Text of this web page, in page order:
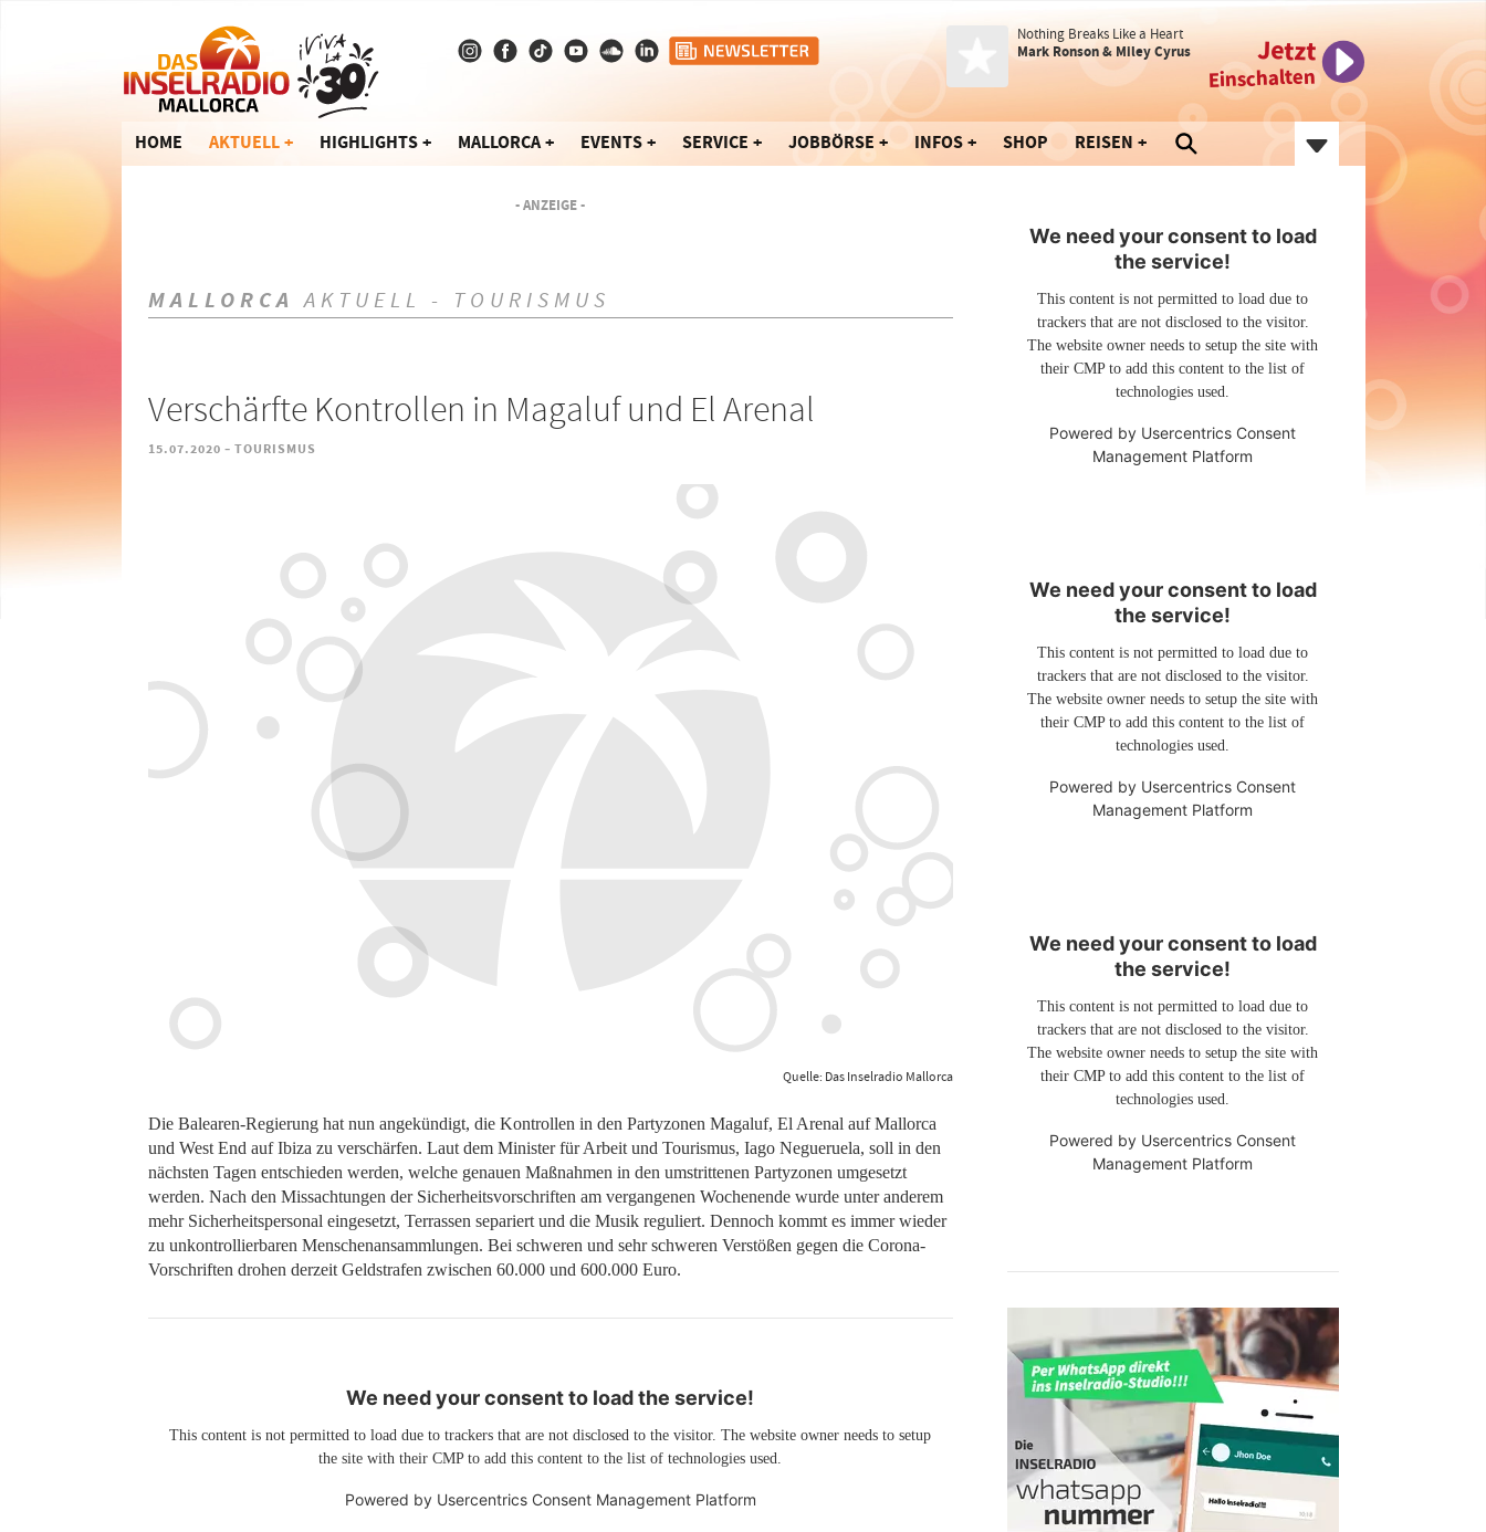
Nothing Breaks Like a Heart
Mark Ronson & Miley Cyrus
Jetzt
Einschalten
HOME AKTUELL HIGHLIGHTS MALLORCA EVENTS SERVICE JOBBÖRSE INFOS SHOP REISEN
- ANZEIGE -
MALLORCA AKTUELL - TOURISMUS
Verschärfte Kontrollen in Magaluf und El Arenal
15.07.2020 - TOURISMUS
Quelle: Das Inselradio Mallorca
Die Balearen-Regierung hat nun angekündigt, die Kontrollen in den Partyzonen Magaluf, El Arenal auf Mallorca
und West End auf Ibiza zu verschärfen. Laut dem Minister für Arbeit und Tourismus, Iago Negueruela, soll in den
nächsten Tagen entschieden werden, welche genauen Maßnahmen in den umstrittenen Partyzonen umgesetzt
werden. Nach den Missachtungen der Sicherheitsvorschriften am vergangenen Wochenende wurde unter anderem
mehr Sicherheitspersonal eingesetzt, Terrassen separiert und die Musik reguliert. Dennoch kommt es immer wieder
zu unkontrollierbaren Menschenansammlungen. Bei schweren und sehr schweren Verstößen gegen die Corona-
Vorschriften drohen derzeit Geldstrafen zwischen 60.000 und 600.000 Euro.
We need your consent to load the service!
This content is not permitted to load due to trackers that are not disclosed to the visitor. The website owner needs to setup
the site with their CMP to add this content to the list of technologies used.
Powered by Usercentrics Consent Management Platform
We need your consent to load
the service!
This content is not permitted to load due to
trackers that are not disclosed to the visitor.
The website owner needs to setup the site with
their CMP to add this content to the list of
technologies used.
Powered by Usercentrics Consent
Management Platform
We need your consent to load
the service!
This content is not permitted to load due to
trackers that are not disclosed to the visitor.
The website owner needs to setup the site with
their CMP to add this content to the list of
technologies used.
Powered by Usercentrics Consent
Management Platform
We need your consent to load
the service!
This content is not permitted to load due to
trackers that are not disclosed to the visitor.
The website owner needs to setup the site with
their CMP to add this content to the list of
technologies used.
Powered by Usercentrics Consent
Management Platform